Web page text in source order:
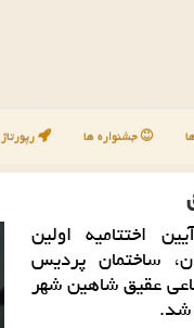
جشنواره ها رپورتاژ
اختتامیه اولین
ساختمان پردیس
عقیق شاهین شهر
شد.